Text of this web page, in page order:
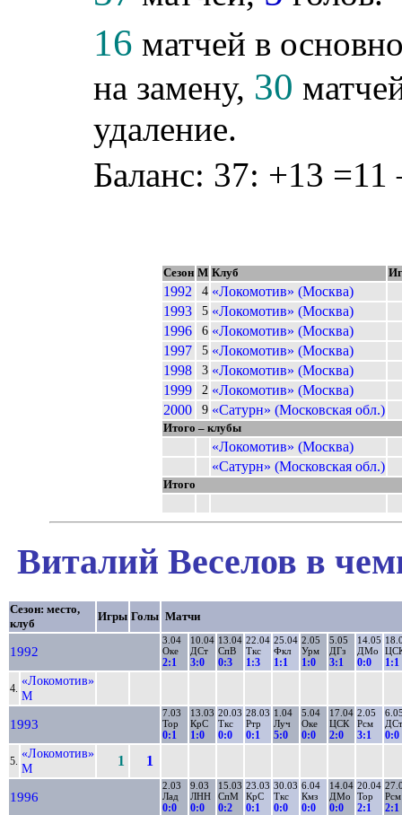
16 матчей в
на замену, 30
удаление.
Баланс: 37: +13 =11
Сезон М Клуб
1992 4 «Локомотив» (Москва)
1993
5 «Локомотив» (Москва)
1996
6 «Локомотив» (Москва)
1997
5 «Локомотив» (Москва)
1998
3 «Локомотив» (Москва)
1999
2 «Локомотив» (Москва)
2000
9 «Сатурн» (Московская обл.)
Итого – клубы
«Локомотив» (Москва)
«Сатурн» (Московская обл.)
Итого
Виталий Веселов в
Сезон: место,
клуб
Игры Голы Матчи
1992
3.04
Оке
2:1
10.04
ДСт
3:0
13.04
СпВ
0:3
22.04
Ткс
1:3
25.04
Фкл
1:1
2.05
Урм
1:0
5.05
ДГз
3:1
14.05
ДМо
0:0 1:1
4.
«Локомотив»
М
1993
7.03
Тор
0:1
13.03
КрС
1:0
20.03
Ткс
0:0
28.03
Ртр
0:1
1.04
Луч
5:0
5.04
Оке
0:0
17.04
ЦСК
2:0
2.05
Рсм
3:1
ДСт
0:0
5.
«Локомотив»
М
1 1
1996
2.03
Лад
0:0
9.03
ЛНН
0:0
15.03
СпМ
0:2
23.03
КрС
0:1
30.03
Ткс
0:0
6.04
Кмз
0:0
14.04
ДМо
0:0
20.04
Тор
2:1
Рсм
2:1